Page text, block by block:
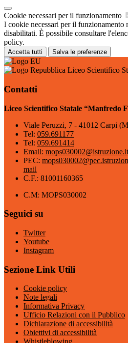
Cookie necessari per il funzionamento
I cookie necessari per il funzionamento
disabilitati. È possibile consultare
policy.
Accetta tutti Salva le preferenze
Liceo Scientifico
Contatti
Liceo Scientifico Statale “Manfredo
Viale Peruzzi, 7 - 41012 Carpi
Tel: 059.691177
Tel: 059.691414
Email: mops030002@istruzione.it
PEC:
mail
C.F.: 81001160365
C.M: MOPS030002
Seguici su
Twitter
Youtube
Instagram
Sezione Link Utili
Cookie policy
Note legali
Informativa Privacy
Ufficio Relazioni con il Pubblico
Dichiarazione di accessibilità
Obiettivi di accessibilità